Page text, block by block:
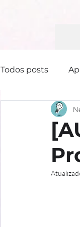
Todos posts
Linguística
Gênero